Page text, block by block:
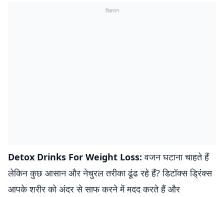
विज्ञापन
Detox Drinks For Weight Loss: वजन घटाना चाहते हैं
लेकिन कुछ आसान और नेचुरल तरीका ढूंढ रहे हैं? डिटॉक्स ड्रिंक्स
आपके शरीर को अंदर से साफ करने में मदद करते हैं और